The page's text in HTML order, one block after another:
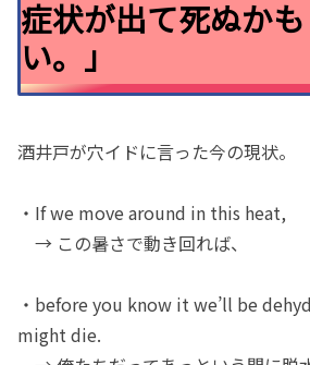
症状が出て死ぬか
い。」
酒井戸が穴イドに言った今の現状。
・If we move around in this heat,
→ この暑さで動き回れば、
・before you know it we’ll be
might die.